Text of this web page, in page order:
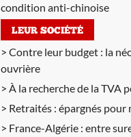
condition anti-chinoise
LEUR SOCIÉTÉ
Contre leur budget : la
ouvrière
À la recherche de la TVA
Retraités : épargnés pour
France-Algérie : entre